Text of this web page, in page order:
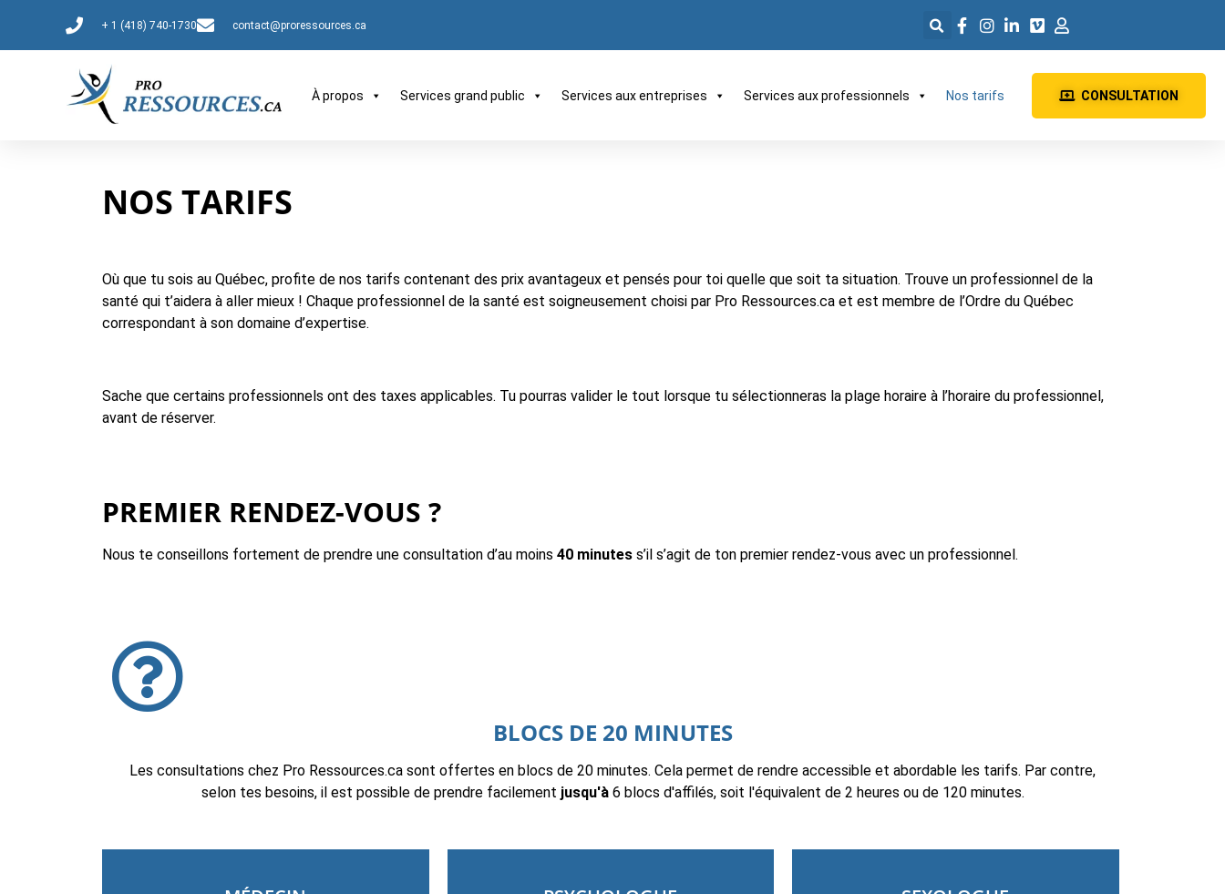
+ 1 (418) 740-1730 contact@proressources.ca
À propos Services grand public Services aux entreprises Services aux professionnels Nos tarifs CONSULTATION
NOS TARIFS
Où que tu sois au Québec, profite de nos tarifs contenant des prix avantageux et pensés pour toi quelle que soit ta situation. Trouve un professionnel de la
santé qui t’aidera à aller mieux ! Chaque professionnel de la santé est soigneusement choisi par Pro Ressources.ca et est membre de l’Ordre du Québec
correspondant à son domaine d’expertise.
Sache que certains professionnels ont des taxes applicables. Tu pourras valider le tout lorsque tu sélectionneras la plage horaire à l’horaire du professionnel,
avant de réserver.
PREMIER RENDEZ-VOUS ?
Nous te conseillons fortement de prendre une consultation d’au moins 40 minutes s’il s’agit de ton premier rendez-vous avec un professionnel.
BLOCS DE 20 MINUTES
Les consultations chez Pro Ressources.ca sont offertes en blocs de 20 minutes. Cela permet de rendre accessible et abordable les tarifs. Par contre,
selon tes besoins, il est possible de prendre facilement jusqu'à6 blocs d'affilés, soit l'équivalent de 2 heures ou de 120 minutes.